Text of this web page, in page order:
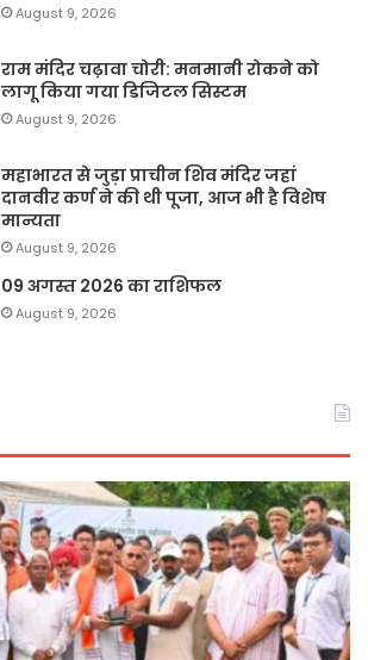
August 9, 2026
राम मंदिर चढ़ावा चोरी: मनमानी रोकने को
लागू किया गया डिजिटल सिस्टम
August 9, 2026
महाभारत से जुड़ा प्राचीन शिव मंदिर जहां
दानवीर कर्ण ने की थी पूजा, आज भी है विशेष
मान्यता
August 9, 2026
09 अगस्त 2026 का राशिफल
August 9, 2026